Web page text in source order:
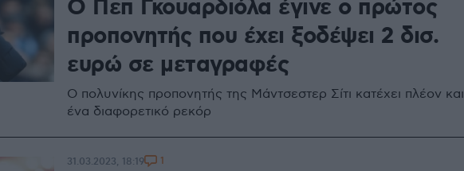
Ο Πεπ Γκουαρδιόλα έγινε ο πρώτος
προπονητής που έχει ξοδέψει 2 δισ.
ευρώ σε μεταγραφές
Ο πολυνίκης προπονητής της Μάντσεστερ Σίτι κατέχει πλέον και
ένα διαφορετικό ρεκόρ
31.03.2023, 18:19 1